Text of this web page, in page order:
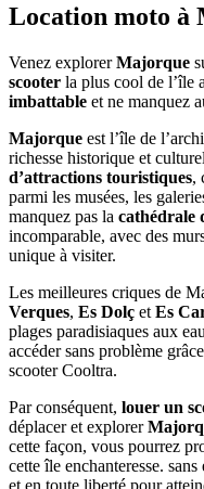
Location moto à
Venez explorerMajorque
scooter la plus cool de l’île
imbattable et ne manquez
Majorque est l’île de
richesse historique et
d’attractions touristiques,
parmi les musées, les
manquez pas la cathédrale
incomparable, avec des
unique à visiter.
Les meilleures criques de
Verques, Es Dolç et Es
plages paradisiaques aux
accéder sans problème
scooter Cooltra.
Par conséquent, louer un
déplacer et explorer
cette façon, vous pourrez
cette île enchanteresse.
et en toute liberté pour